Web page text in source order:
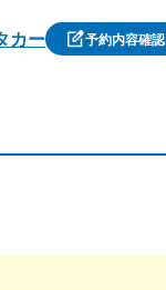
カー 予約内容確認